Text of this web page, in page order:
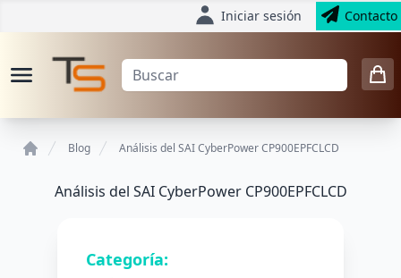
Iniciar sesión Contacto
Blog Análisis del SAI CyberPower CP900EPFCLCD
Análisis del SAI CyberPower CP900EPFCLCD
Categoría: